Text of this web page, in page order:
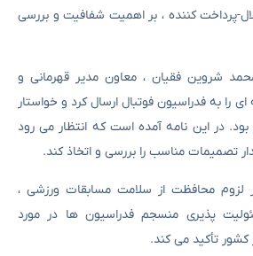
پرداخت کننده ، بر اهمیت شفافیت و بررسی
شروین فقیان ، معاون مدیر قهرمانی و
را به فدراسیون فوتبال ارسال کرد و خواستار
در این نامه آمده است که انتظار می رود
تصمیمات مناسب را بررسی و اتخاذ کند.
لزوم محافظت از سلامت مسابقات ورزشی ،
پذیری منسجم فدراسیون ها در مورد
تأکید می کند.